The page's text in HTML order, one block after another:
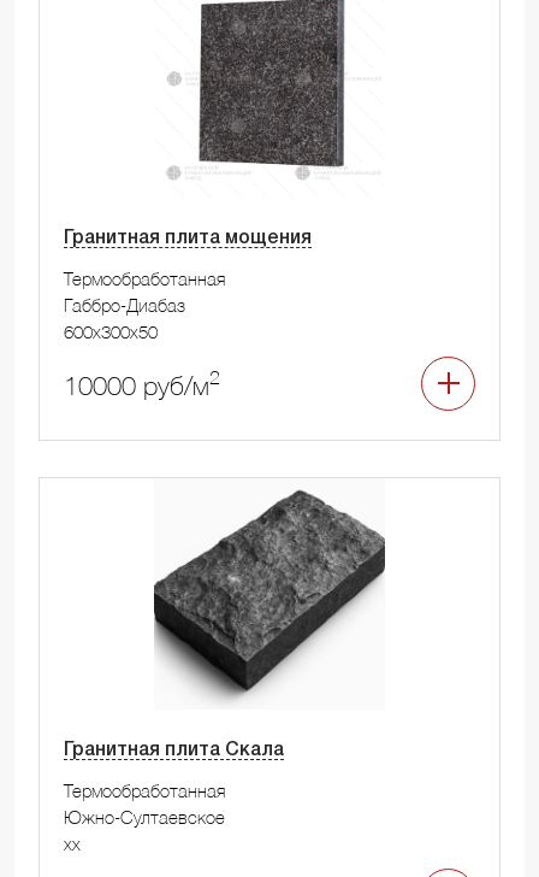
Гранитная плита мощения
Термообработанная
Габбро-Диабаз
600x300x50
10000 руб/м2
Гранитная плита Скала
Термообработанная
Южно-Султаевское
xx